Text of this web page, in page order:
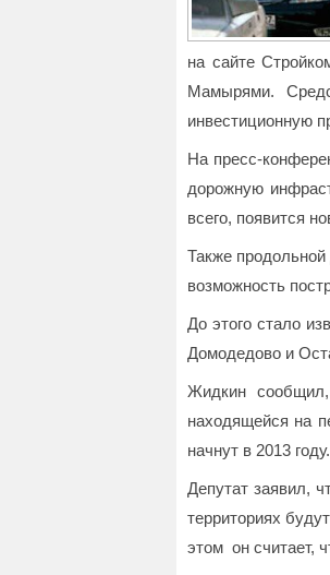
на сайте
Мамырями.
инвестиционную
На пресс-
дорожную
всего, появится
Также
возможность
До этого стало
Домодедово и
Жидкин
находящейся на
начнут в 2013 году.
Депутат заявил,
территориях
этом он считает,